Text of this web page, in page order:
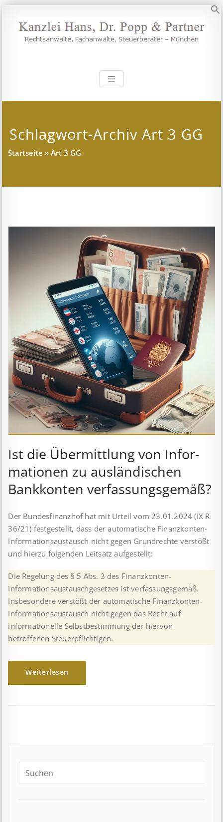
Inhalt
springen
Kanzlei Hans,
Schlagwort-Archiv Art 3 GG
Startseite »Art 3 GG
Ist die Über­mitt­lung von In­for­
mat­ion­en zu aus­länd­isch­en
Bank­kont­en ver­fass­ungs­ge­mäß?
Der Bundesfinanzhof hat mit Urteil vom 23.01.2024 (IX R
36/21) festgestellt, dass der automatische Finanzkonten-
Informationsaustausch nicht gegen Grundrechte verstößt
und hierzu folgenden Leitsatz aufgestellt:
Die Regelung des § 5 Abs. 3 des Finanzkonten-
Informationsaustauschgesetzes ist verfassungsgemäß.
Insbesondere verstößt der automatische Finanzkonten-
Informationsaustausch nicht gegen das Recht auf
informationelle Selbstbestimmung der hiervon
betroffenen Steuerpflichtigen.
Weiterlesen